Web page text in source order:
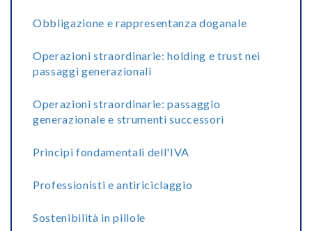
Obbligazione e rappresentanza doganale
Operazioni straordinarie: holding e trust nei
passaggi generazionali
Operazioni straordinarie: passaggio
generazionale e strumenti successori
Principi fondamentali dell'IVA
Professionisti e antiriciclaggio
Sostenibilità in pillole